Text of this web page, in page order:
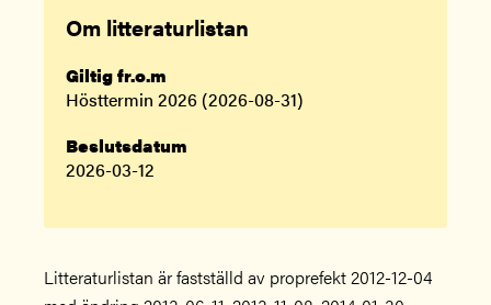
Om litteraturlistan
Giltig fr.o.m
Hösttermin 2026 (2026-08-31)
Beslutsdatum
2026-03-12
Litteraturlistan är fastställd av proprefekt 2012-12-04